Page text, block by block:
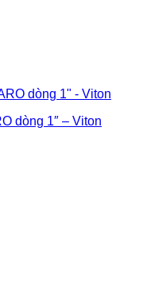
dòng 1″ – Viton